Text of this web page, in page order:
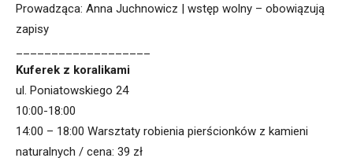
Prowadząca: Anna Juchnowicz | wstęp wolny – obowiązują
zapisy
Kuferek z koralikami
ul. Poniatowskiego 24
10:00-18:00
14:00 – 18:00 Warsztaty robienia pierścionków z kamieni
naturalnych / cena: 39 zł